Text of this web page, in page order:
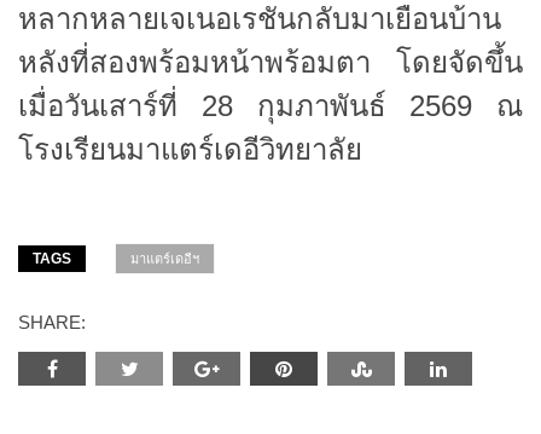
หลากหลายเจเนอเรชันกลับมาเยือนบ้าน
หลังที่สองพร้อมหน้าพร้อมตา โดยจัดขึ้น
เมื่อวันเสาร์ที่ 28 กุมภาพันธ์ 2569 ณ
โรงเรียนมาแตร์เดอีวิทยาลัย
TAGS มาแตร์เดอีฯ
SHARE: